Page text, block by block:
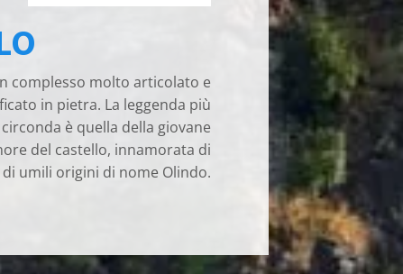
complesso molto articolato e
in pietra. La leggenda più
è quella della giovane
del castello, innamorata di
umili origini di nome Olindo.